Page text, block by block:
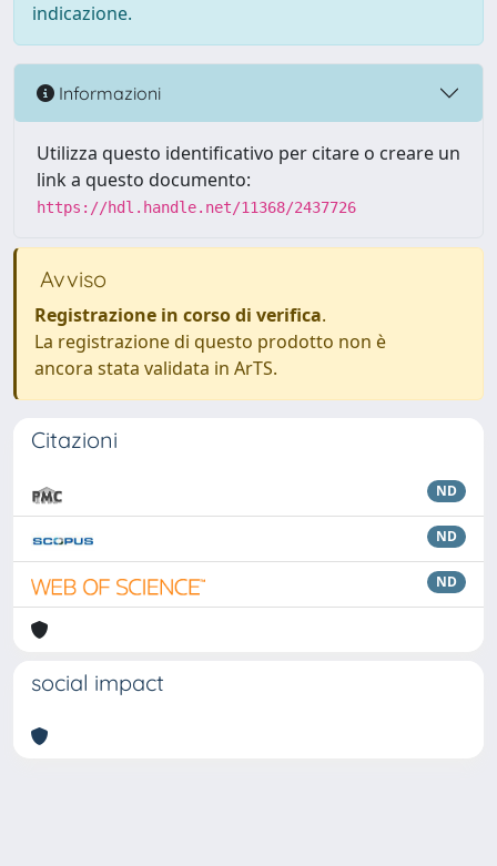
indicazione.
Informazioni
Utilizza questo identificativo per citare o creare un
link a questo documento:
https://hdl.handle.net/11368/2437726
Avviso
Registrazione in corso di verifica.
La registrazione di questo prodotto non è
ancora stata validata in ArTS.
Citazioni
ND
ND
ND
social impact